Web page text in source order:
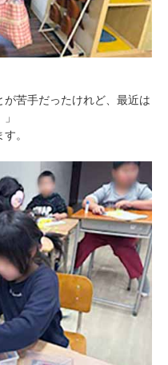
が苦手だったけれど、最近は
。